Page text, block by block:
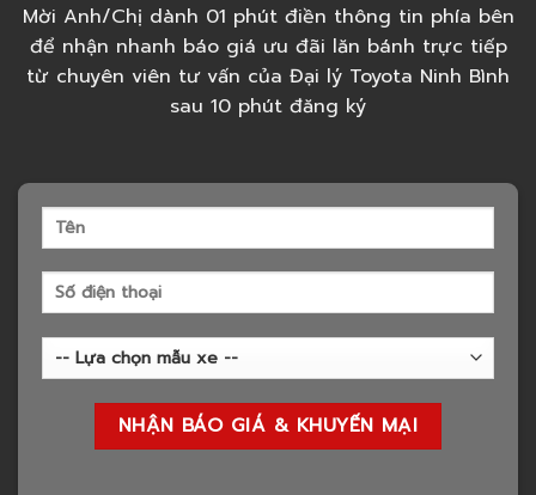
Mời Anh/Chị dành 01 phút điền thông tin phía bên
để nhận nhanh báo giá ưu đãi lăn bánh trực tiếp
từ chuyên viên tư vấn của Đại lý Toyota Ninh Bình
sau 10 phút đăng ký